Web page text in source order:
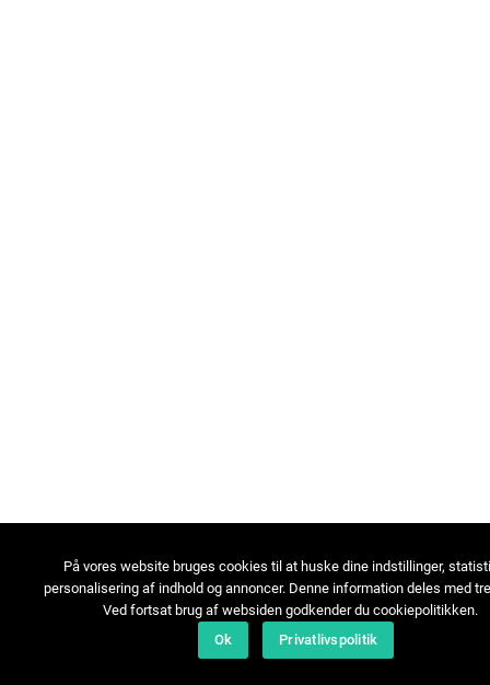
På vores website bruges cookies til at huske dine indstillinger,
personalisering af indhold og annoncer. Denne information deles med
Ved fortsat brug af websiden godkender du cookiepolitikken.
Ok
Privatlivspolitik